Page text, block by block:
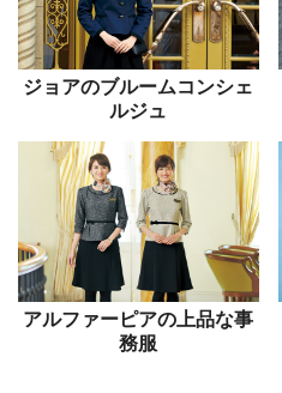
ジョアのブルームコンシェ
ルジュ
アルファーピアの上品な事
務服